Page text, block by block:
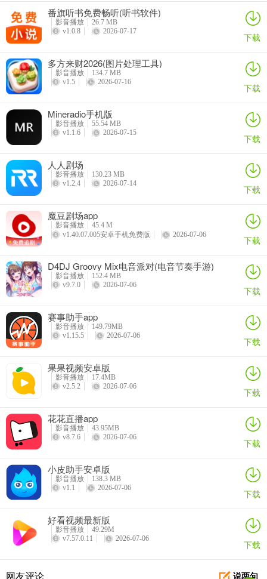
unidream ai绘画软件功能
-AI 梦境生成器
简单向uni dream描述一下你的想法：“白雪皑皑的山坡”、“海上飓风
与小船”、“由新海诚绘画的一条美人鱼”或任何你能想像到的，选择你
想要的风格，点击 “开始绘画” 并等待十几秒钟，就能看到自己创造的
专属作品。UniDream 使用前沿的AI模型来生成AI绘画作品。部署了
短了等待时间。
-咒语生成器，涵盖超多风格模型
基于开源模型Stable Diffusion重新训练并修改的unidream模型，集合
了市场上最新最全的AI绘画风格，从二次元风格，到CG渲染，到历史
著名画家，到各种小众画风，我们可能是市场上涵盖模型、风格最全
的AI绘画App，不仅如此，我们还提供了超级灵活的咒语生成器，帮
助画手们创作丰富的构图。使用咒语生成器选择角色的场景、服装、
姿势、画风等，快速定制专属二次元形象。
番旗听书免费畅听(听书软件)
影音播放
26.7 MB
v1.0.8
2026-07-17 下载
多方来财2026(图片处理工具)
影音播放
134.7 MB
v1.5
2026-07-16 下载
Mineradio手机版
影音播放
55.54 MB
v1.1.6
2026-07-15 下载
人人剧场
影音播放
130.23 MB
v1.2.4
2026-07-14 下载
魔豆剧场app
影音播放
45.4 M
v1.40.07.005安卓手机免费版
2026-07-06 下载
D4DJ Groovy Mix电音派对(电音节奏手游)
影音播放
152.4 MB
v9.7.0
2026-07-06 下载
赛事助手app
影音播放
149.79MB
v1.15.5
2026-07-06 下载
果果视频安卓版
影音播放
17.4MB
v2.5.2
2026-07-06 下载
花花直播app
影音播放
43.95MB
v8.7.6
2026-07-06 下载
小皮助手安卓版
影音播放
138.3 MB
v1.1
2026-07-06 下载
好看视频最新版
影音播放
49.29M
v7.57.0.11
2026-07-06 下载
说两句
网友评论